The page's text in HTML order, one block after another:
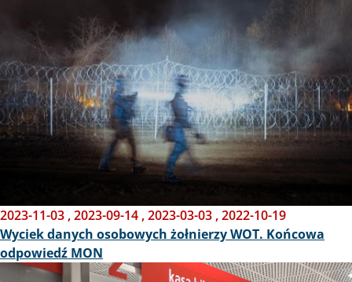
2023-11-03 ,2023-09-14 ,2023-03-03 ,2022-10-19
Wyciek danych osobowych żołnierzy WOT. Końcowa
odpowiedź MON
Obraz